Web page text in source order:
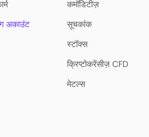
अकाउंट
कमॉडिटीज़
सूचकांक
स्टॉक्स
क्रिप्टोकरेंसीज़ CFD
मेटल्स